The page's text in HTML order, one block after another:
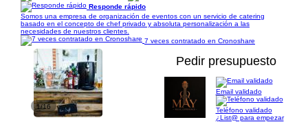
Responde rápido
Somos una empresa de organización de eventos con un servicio de catering
basado en el concepto de chef privado y absoluta personalización a las
necesidades de nuestros clientes.
7 veces contratado en Cronoshare
1/16
Pedir presupuesto
Email validado
Teléfono validado
¿List@ para empezar